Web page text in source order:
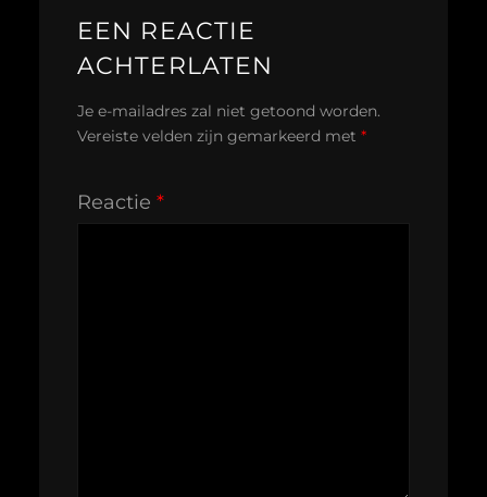
EEN REACTIE
ACHTERLATEN
Je e-mailadres zal niet getoond worden.
Vereiste velden zijn gemarkeerd met *
Reactie *